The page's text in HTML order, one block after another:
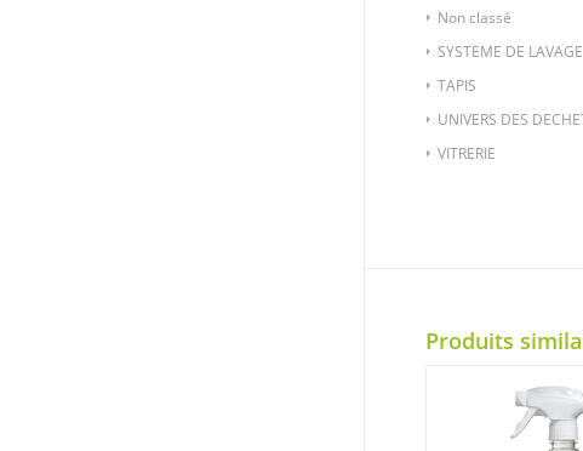
Non classé
SYSTEME DE LAVAGE
TAPIS
UNIVERS DES
VITRERIE
Produits